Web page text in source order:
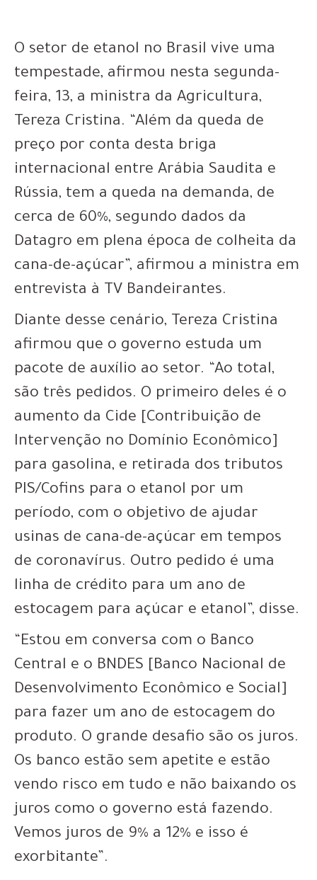
O setor de etanol no Brasil vive uma
tempestade, afirmou nesta segunda-
feira, 13, a ministra da Agricultura,
Tereza Cristina. “Além da queda de
preço por conta desta briga
internacional entre Arábia Saudita e
Rússia, tem a queda na demanda, de
cerca de 60%, segundo dados da
Datagro em plena época de colheita da
cana-de-açúcar”, afirmou a ministra em
entrevista à TV Bandeirantes.
Diante desse cenário, Tereza Cristina
afirmou que o governo estuda um
pacote de auxílio ao setor. “Ao total,
são três pedidos. O primeiro deles é o
aumento da Cide [Contribuição de
Intervenção no Domínio Econômico]
para gasolina, e retirada dos tributos
PIS/Cofins para o etanol por um
período, com o objetivo de ajudar
usinas de cana-de-açúcar em tempos
de coronavírus. Outro pedido é uma
linha de crédito para um ano de
estocagem para açúcar e etanol”, disse.
“Estou em conversa com o Banco
Central e o BNDES [Banco Nacional de
Desenvolvimento Econômico e Social]
para fazer um ano de estocagem do
produto. O grande desafio são os juros.
Os banco estão sem apetite e estão
vendo risco em tudo e não baixando os
juros como o governo está fazendo.
Vemos juros de 9% a 12% e isso é
exorbitante”.